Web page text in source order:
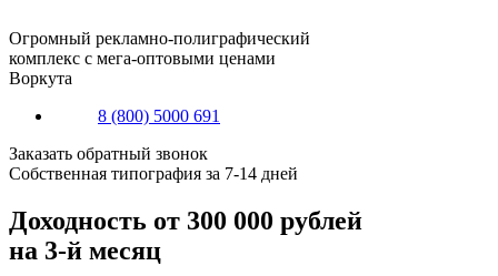
Огромный рекламно-полиграфический
комплекс с мега-оптовыми ценами
Воркута
8 (800) 5000 691
Заказать обратный звонок
Собственная типография за 7-14 дней
Доходность от 300 000 рублей
на 3-й месяц